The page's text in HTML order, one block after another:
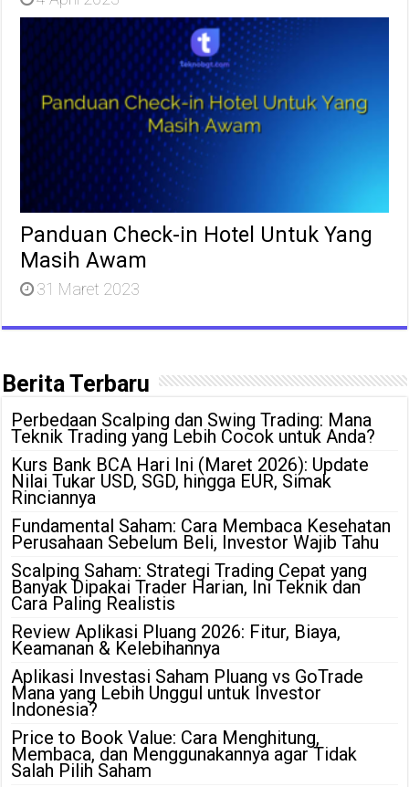
Panduan Check-in Hotel Untuk Yang
Masih Awam
31 Maret 2023
Berita Terbaru
Perbedaan Scalping dan Swing Trading: Mana
Teknik Trading yang Lebih Cocok untuk Anda?
Kurs Bank BCA Hari Ini (Maret 2026): Update
Nilai Tukar USD, SGD, hingga EUR, Simak
Rinciannya
Fundamental Saham: Cara Membaca Kesehatan
Perusahaan Sebelum Beli, Investor Wajib Tahu
Scalping Saham: Strategi Trading Cepat yang
Banyak Dipakai Trader Harian, Ini Teknik dan
Cara Paling Realistis
Review Aplikasi Pluang 2026: Fitur, Biaya,
Keamanan & Kelebihannya
Aplikasi Investasi Saham Pluang vs GoTrade
Mana yang Lebih Unggul untuk Investor
Indonesia?
Price to Book Value: Cara Menghitung,
Membaca, dan Menggunakannya agar Tidak
Salah Pilih Saham